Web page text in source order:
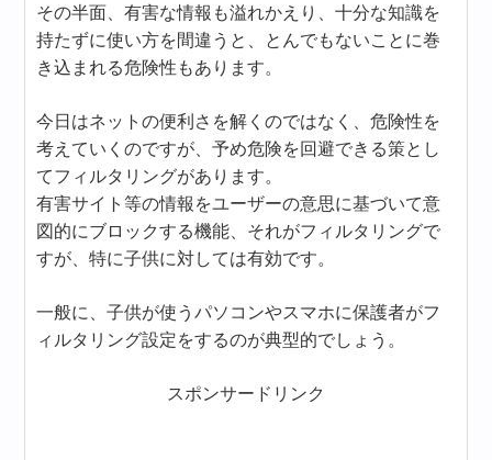
その半面、有害な情報も溢れかえり、十分な知識を
持たずに使い方を間違うと、とんでもないことに巻
き込まれる危険性もあります。
今日はネットの便利さを解くのではなく、危険性を
考えていくのですが、予め危険を回避できる策とし
てフィルタリングがあります。
有害サイト等の情報をユーザーの意思に基づいて意
図的にブロックする機能、それがフィルタリングで
すが、特に子供に対しては有効です。
一般に、子供が使うパソコンやスマホに保護者がフ
ィルタリング設定をするのが典型的でしょう。
スポンサードリンク